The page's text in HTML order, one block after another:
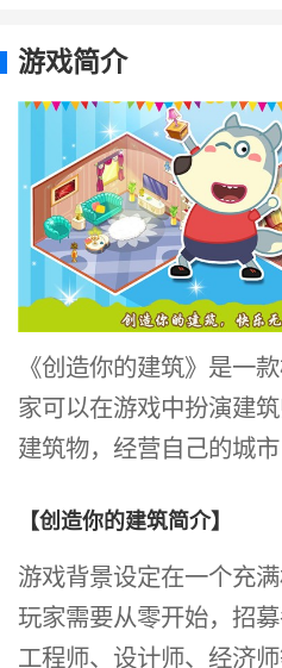
游戏简介
《创造你的建筑》是一
家可以在游戏中扮演建
建筑物，经营自己的城
【创造你的建筑简介】
游戏背景设定在一个充
玩家需要从零开始，招
工程师、设计师、经济